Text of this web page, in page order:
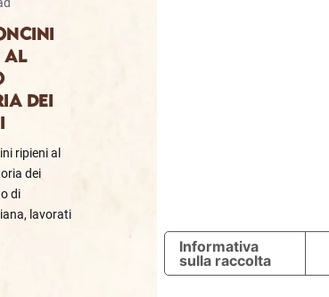
AL
DEI
ripieni al
dei
di
lavorati
Informativa
sulla raccolta